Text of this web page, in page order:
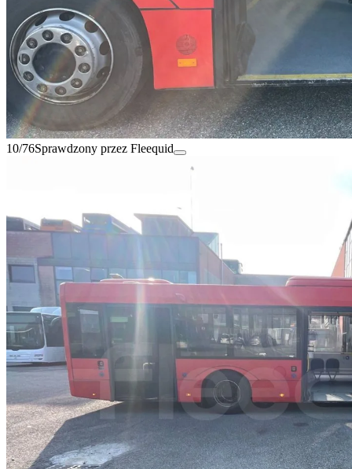
10/76Sprawdzony przez Fleequid